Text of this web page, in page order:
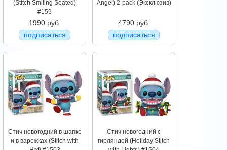
(Stitch Smiling Seated)
#159
1990 руб.
подписаться
Angel) 2-pack (Эксклюзив)
4790 руб.
подписаться
Стич новогодний в шапке
и в варежках (Stitch with
Стич новогодний с
гирляндой (Holiday Stitch